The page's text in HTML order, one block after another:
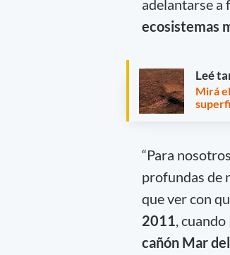
adelantarse a
ecosistemas
Leé
Mirá
“Para
profundas de
que ver con
2011,
cañón Mar